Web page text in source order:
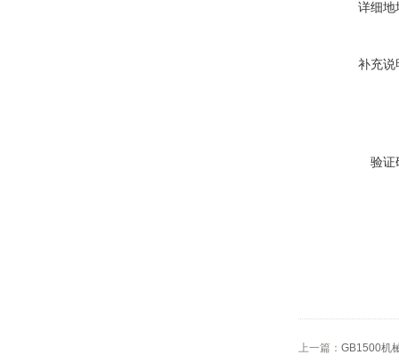
详细地
补充说
验证
上一篇： GB1500机